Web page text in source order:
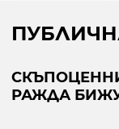
РАЖДА